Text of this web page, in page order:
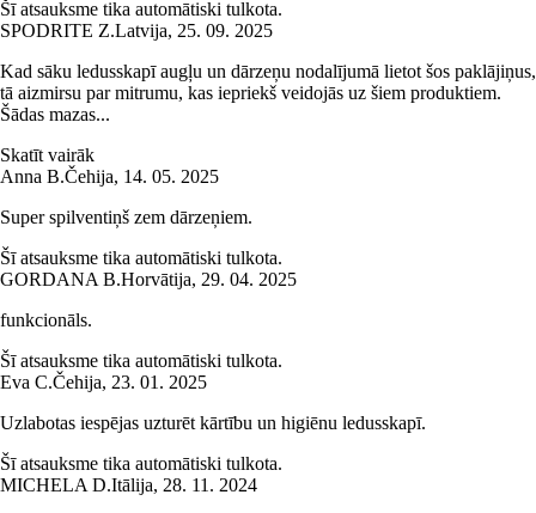
Šī atsauksme tika automātiski tulkota.
SPODRITE Z.Latvija, 25. 09. 2025
Kad sāku ledusskapī augļu un dārzeņu nodalījumā lietot šos paklājiņus,
tā aizmirsu par mitrumu, kas iepriekš veidojās uz šiem produktiem.
Šādas mazas...
Skatīt vairāk
Anna B.Čehija, 14. 05. 2025
Super spilventiņš zem dārzeņiem.
Šī atsauksme tika automātiski tulkota.
GORDANA B.Horvātija, 29. 04. 2025
funkcionāls.
Šī atsauksme tika automātiski tulkota.
Eva C.Čehija, 23. 01. 2025
Uzlabotas iespējas uzturēt kārtību un higiēnu ledusskapī.
Šī atsauksme tika automātiski tulkota.
MICHELA D.Itālija, 28. 11. 2024